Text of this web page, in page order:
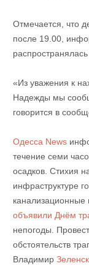
Отмечается, что
после 19.00,
«Из уважения к
Надежды мы
говорится в
Одесса News
течение семи
осадков. Стихия
инфраструктуре
объявили Днём
непогоды.
обстоятельств
Владимир